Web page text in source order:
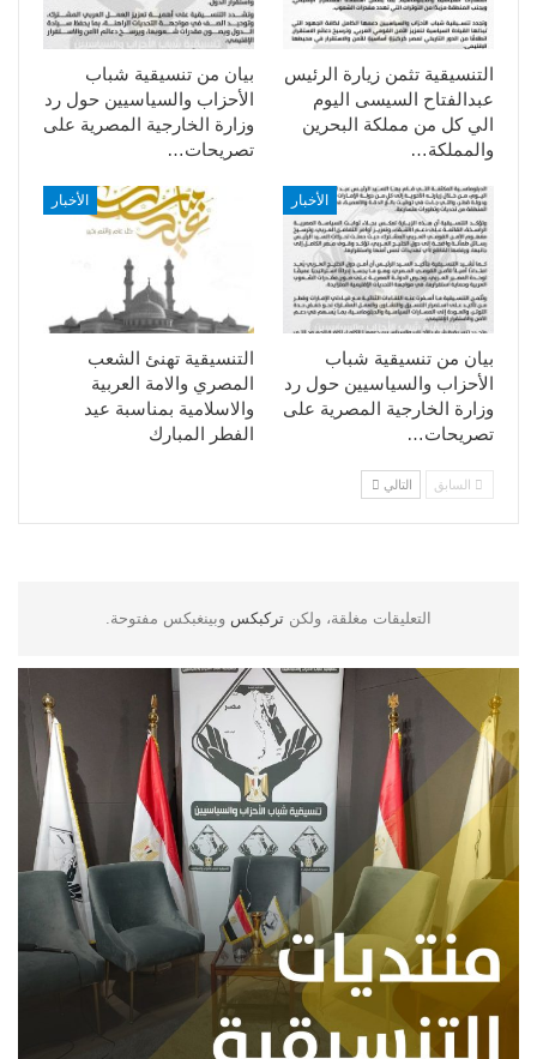
بيان من تنسيقية شباب
الأحزاب والسياسيين حول رد
وزارة الخارجية المصرية على
تصريحات…
التنسيقية تثمن زيارة الرئيس
عبدالفتاح السيسى اليوم
الي كل من مملكة البحرين
والمملكة…
الأخبار
التنسيقية تهنئ الشعب
المصري والامة العربية
والاسلامية بمناسبة عيد
الفطر المبارك
الأخبار
بيان من تنسيقية شباب
الأحزاب والسياسيين حول رد
وزارة الخارجية المصرية على
تصريحات…
السابق التالي
التعليقات مغلقة، ولكن تركبكس وبينغبكس مفتوحة.